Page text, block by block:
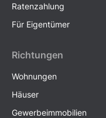
Ratenzahlung
Für Eigentümer
Richtungen
Wohnungen
Häuser
Gewerbeimmobilien